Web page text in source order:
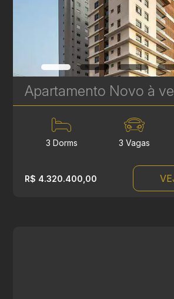
3 Dorms 3 Vagas
R$ 4.320.400,00